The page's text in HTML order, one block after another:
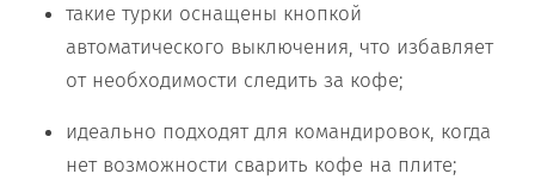
такие турки оснащены кнопкой
автоматического выключения, что избавляет
от необходимости следить за кофе;
идеально подходят для командировок, когда
нет возможности сварить кофе на плите;